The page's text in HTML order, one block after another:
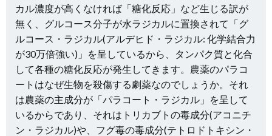
カル濃度が高くなければ「糖化反応」など生じる訳が
無く、グルコース分子が水ラジカルに置換されて「グ
ルコース・ラジカル(アルデヒド・ラジカル: 化学結合力
が30万倍強い)」を呈しているから、タンパク質と化合
して各種の糖化反応が発生してきます。農薬のパラコ
ートはなぜ生物を殺傷する劇薬なのでしょうか。それ
は農薬の主成分が「パラコート・ラジカル」を呈して
いるからであり、それはトリカブトの毒成分(アコニチ
ン・ラジカル)や、フグ毒の毒成分(テトロドトキシン・